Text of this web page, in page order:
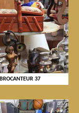
BROCANTEUR 37